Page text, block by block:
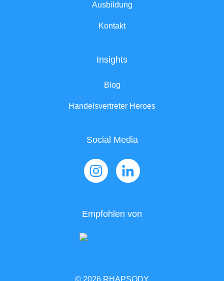
Ausbildung
Kontakt
Insights
Blog
Handelsvertreter Heroes
Social Media
Empfohlen von
© 2026 RHAPSODY